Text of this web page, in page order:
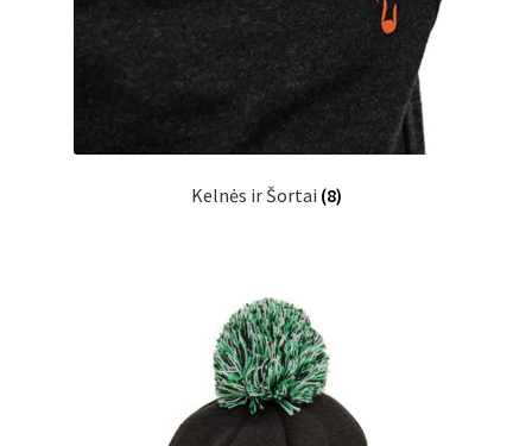
Kelnės ir Šortai (8)